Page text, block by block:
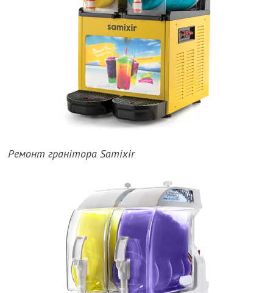
Ремонт гранітора Samixir